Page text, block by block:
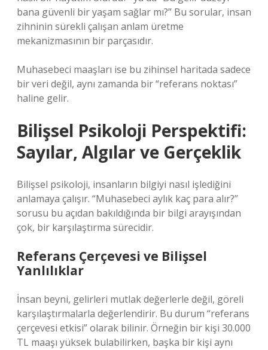
bana güvenli bir yaşam sağlar mı?” Bu sorular, insan
zihninin sürekli çalışan anlam üretme
mekanizmasının bir parçasıdır.
Muhasebeci maaşları ise bu zihinsel haritada sadece
bir veri değil, aynı zamanda bir “referans noktası”
haline gelir.
Bilişsel Psikoloji Perspektifi:
Sayılar, Algılar ve Gerçeklik
Bilişsel psikoloji, insanların bilgiyi nasıl işlediğini
anlamaya çalışır. “Muhasebeci aylık kaç para alır?”
sorusu bu açıdan bakıldığında bir bilgi arayışından
çok, bir karşılaştırma sürecidir.
Referans Çerçevesi ve Bilişsel
Yanlılıklar
İnsan beyni, gelirleri mutlak değerlerle değil, göreli
karşılaştırmalarla değerlendirir. Bu durum “referans
çerçevesi etkisi” olarak bilinir. Örneğin bir kişi 30.000
TL maaşı yüksek bulabilirken, başka bir kişi aynı